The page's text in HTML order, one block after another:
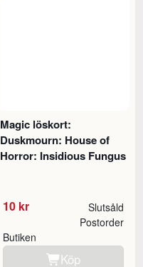
Magic löskort:
Duskmourn: House of
Horror: Insidious Fungus
10 kr Slutsåld
Butiken
Postorder
Köp